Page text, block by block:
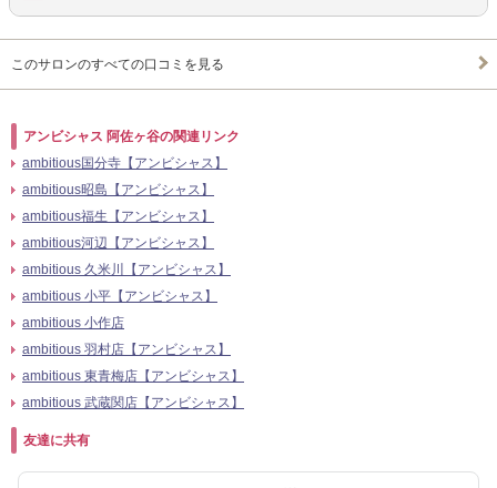
このサロンのすべての口コミを見る
アンビシャス 阿佐ヶ谷の関連リンク
ambitious国分寺【アンビシャス】
ambitious昭島【アンビシャス】
ambitious福生【アンビシャス】
ambitious河辺【アンビシャス】
ambitious 久米川【アンビシャス】
ambitious 小平【アンビシャス】
ambitious 小作店
ambitious 羽村店【アンビシャス】
ambitious 東青梅店【アンビシャス】
ambitious 武蔵関店【アンビシャス】
友達に共有